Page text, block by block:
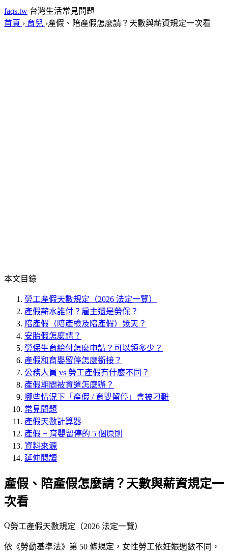
faqs.tw 台灣生活常見問題
首頁 › 育兒 ›產假、陪產假怎麼請？天數與薪資規定一次看
本文目錄
勞工產假天數規定（2026 法定一覽）
產假薪水誰付？雇主還是勞保？
陪產假（陪產檢及陪產假）幾天？
安胎假怎麼請？
勞保生育給付怎麼申請？可以領多少？
產假和育嬰留停怎麼銜接？
公務人員 vs 勞工產假有什麼不同？
產假期間被資遣怎麼辦？
哪些情況下「產假 / 育嬰留停」會被刁難
常見問題
產假天數計算器
產假 + 育嬰留停的 5 個原則
資料來源
延伸閱讀
產假、陪產假怎麼請？天數與薪資規定一
次看
勞工產假天數規定（2026 法定一覽）
依《勞動基準法》第 50 條規定，女性勞工依妊娠週數不同，